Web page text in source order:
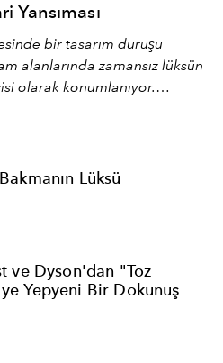
Yansıması
bir tasarım duruşu
alanlarında zamansız lüksün
olarak konumlanıyor.
mekanlara taşıyor.
Lüksü
ve Dyson'dan "Toz
Yepyeni Bir Dokunuş